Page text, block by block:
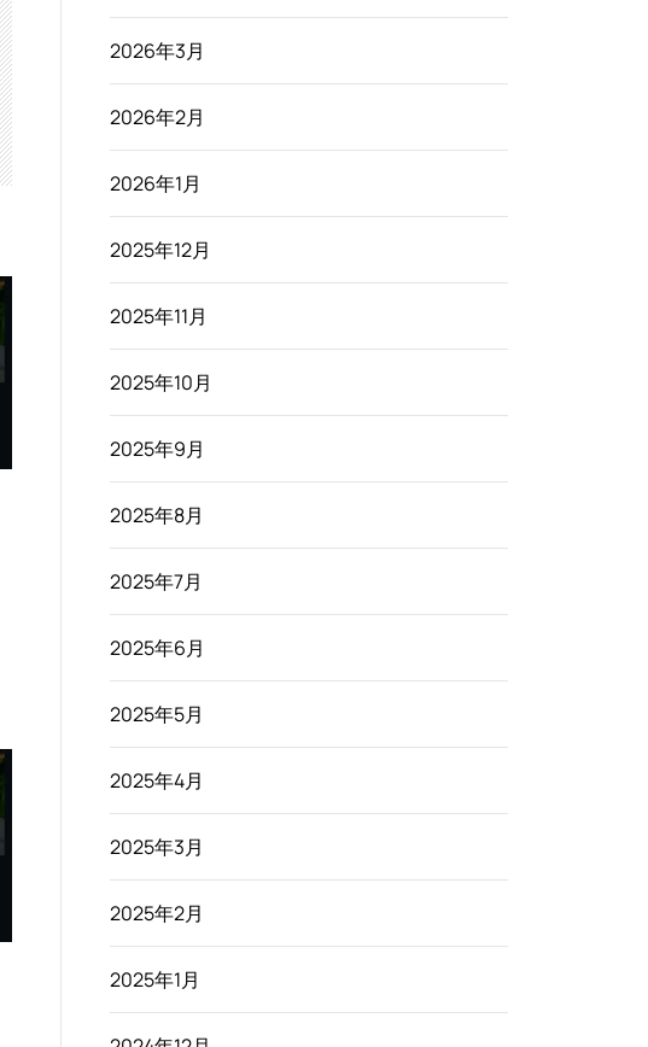
2026年3月
2026年2月
2026年1月
2025年12月
2025年11月
2025年10月
2025年9月
2025年8月
2025年7月
2025年6月
2025年5月
2025年4月
2025年3月
2025年2月
2025年1月